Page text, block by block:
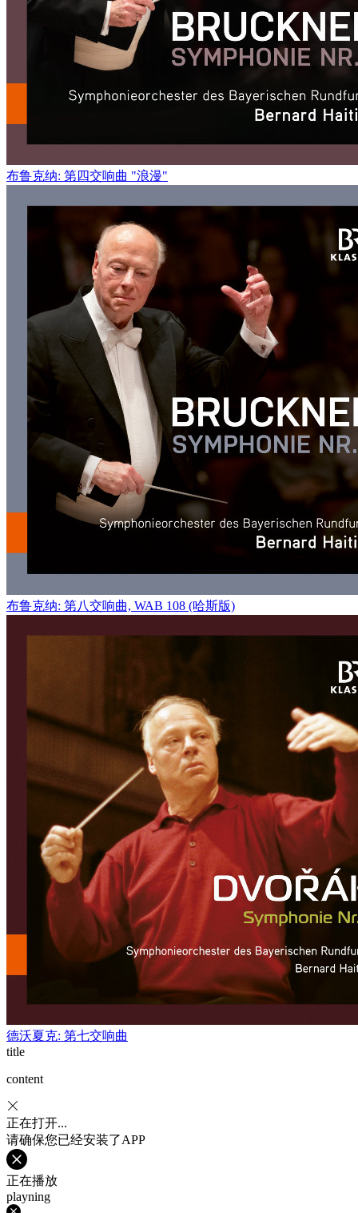
布鲁克纳: 第四交响曲 "浪漫"
布鲁克纳: 第八交响曲, WAB 108 (哈斯版)
德沃夏克: 第七交响曲
title
content
正在打开...
请确保您已经安装了APP
正在播放
playning